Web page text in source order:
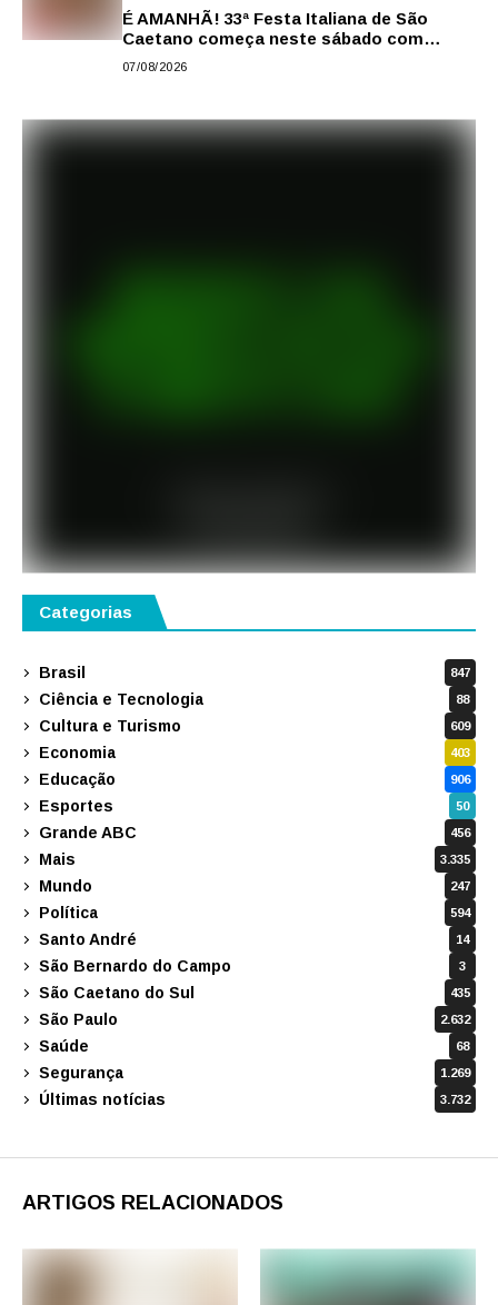
É AMANHÃ! 33ª Festa Italiana de São
Caetano começa neste sábado com
gastronomia, música e solidariedade
07/08/2026
Categorias
Brasil 847
Ciência e Tecnologia 88
Cultura e Turismo 609
Economia 403
Educação 906
Esportes 50
Grande ABC 456
Mais 3.335
Mundo 247
Política 594
Santo André 14
São Bernardo do Campo 3
São Caetano do Sul 435
São Paulo 2.632
Saúde 68
Segurança 1.269
Últimas notícias 3.732
ARTIGOS RELACIONADOS